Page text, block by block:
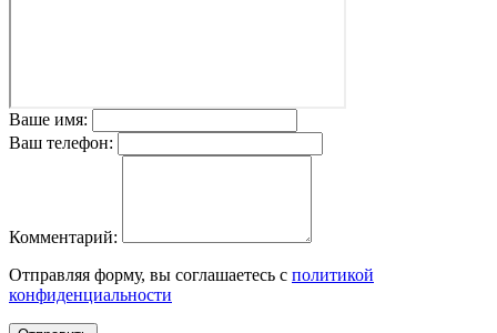
Ваше имя:
Ваш телефон:
Комментарий:
Отправляя форму, вы соглашаетесь с политикой
конфиденциальности